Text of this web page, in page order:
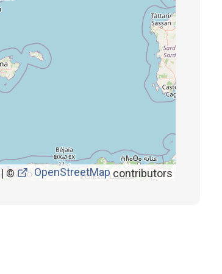
|© OpenStreetMapcontributors